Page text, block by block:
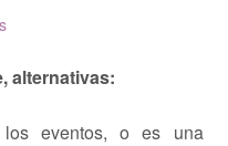
alternativas:
eventos, o es una